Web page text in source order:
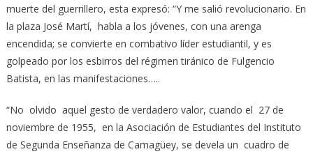
muerte del guerrillero, esta expresó: “Y me salió revolucionario. En
la plaza José Martí, habla a los jóvenes, con una arenga
encendida; se convierte en combativo líder estudiantil, y es
golpeado por los esbirros del régimen tiránico de Fulgencio
Batista, en las manifestaciones…..
“No olvido aquel gesto de verdadero valor, cuando el 27 de
noviembre de 1955, en la Asociación de Estudiantes del Instituto
de Segunda Enseñanza de Camagüey, se devela un cuadro de